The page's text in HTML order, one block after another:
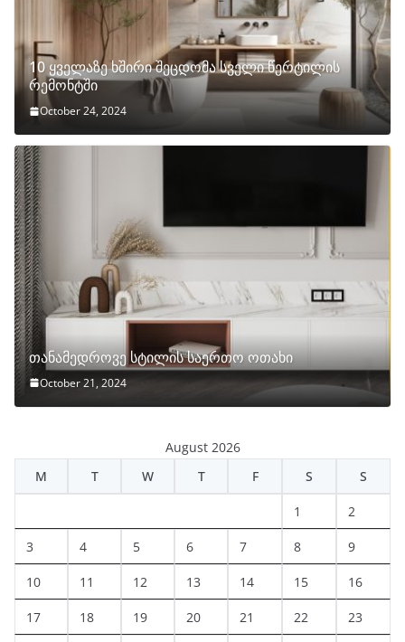
10 ყველაზე ხშირი შეცდომა სველი წერტილის
რემონტში
October 24, 2024
თანამედროვე სტილის საერთო ოთახი
October 21, 2024
August 2026
M
T W T F S S
1 2
3 4 5 6 7 8 9
10 11 12 13 14 15 16
17 18 19 20 21 22 23